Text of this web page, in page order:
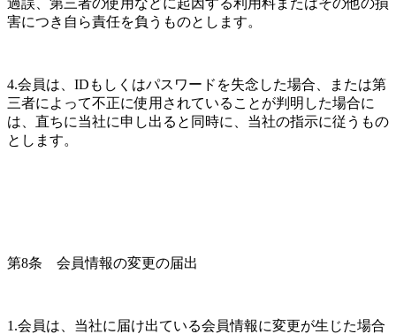
害につき自ら責任を負うものとします。
4.会員は、IDもしくはパスワードを失念した場合、または第
三者によって不正に使用されていることが判明した場合に
は、直ちに当社に申し出ると同時に、当社の指示に従うもの
とします。
第8条　会員情報の変更の届出
1.会員は、当社に届け出ている会員情報に変更が生じた場合